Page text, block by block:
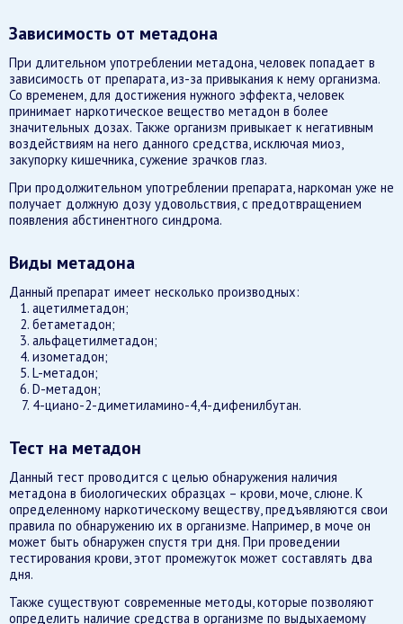
Зависимость от метадона
При длительном употреблении метадона, человек попадает в
зависимость от препарата, из-за привыкания к нему организма.
Со временем, для достижения нужного эффекта, человек
принимает наркотическое вещество метадон в более
значительных дозах. Также организм привыкает к негативным
воздействиям на него данного средства, исключая миоз,
закупорку кишечника, сужение зрачков глаз.
При продолжительном употреблении препарата, наркоман уже не
получает должную дозу удовольствия, с предотвращением
появления абстинентного синдрома.
Виды метадона
Данный препарат имеет несколько производных:
ацетилметадон;
бетаметадон;
альфацетилметадон;
изометадон;
L-метадон;
D-метадон;
4-циано-2-диметиламино-4,4-дифенилбутан.
Тест на метадон
Данный тест проводится с целью обнаружения наличия
метадона в биологических образцах – крови, моче, слюне. К
определенному наркотическому веществу, предъявляются свои
правила по обнаружению их в организме. Например, в моче он
может быть обнаружен спустя три дня. При проведении
тестирования крови, этот промежуток может составлять два
дня.
Также существуют современные методы, которые позволяют
определить наличие средства в организме по выдыхаемому